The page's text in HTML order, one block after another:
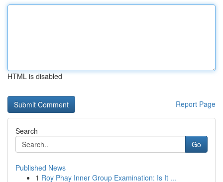
HTML is disabled
Report Page
Search
Go
Published News
1 Roy Phay Inner Group Examination: Is It ...